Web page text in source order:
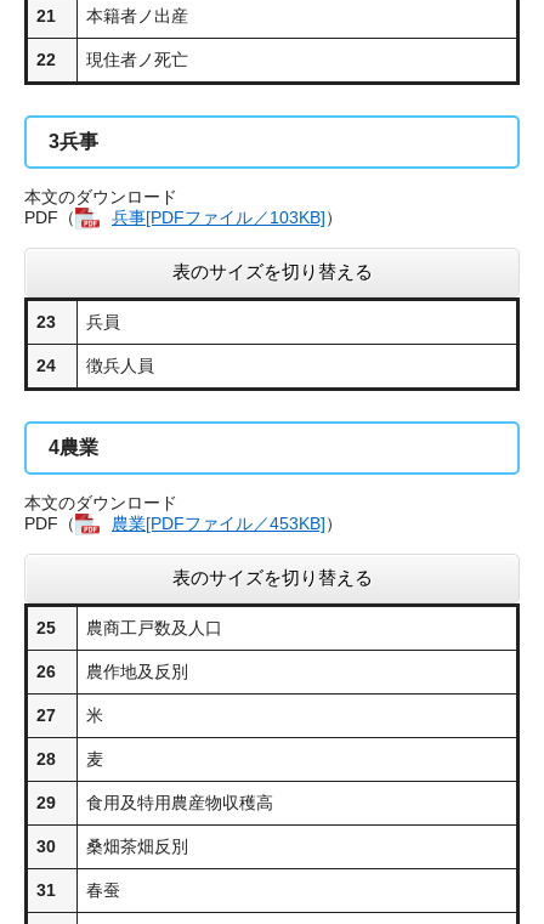
21 本籍者ノ出産
22 現住者ノ死亡
3兵事
本文のダウンロード
PDF（
兵事​[PDFファイル／103KB]）
表のサイズを切り替える
23 兵員
24 徴兵人員
4農業
本文のダウンロード
PDF（
農業​[PDFファイル／453KB]）
表のサイズを切り替える
25 農商工戸数及人口
26 農作地及反別
27 米
28 麦
29 食用及特用農産物収穫高
30 桑畑茶畑反別
31 春蚕